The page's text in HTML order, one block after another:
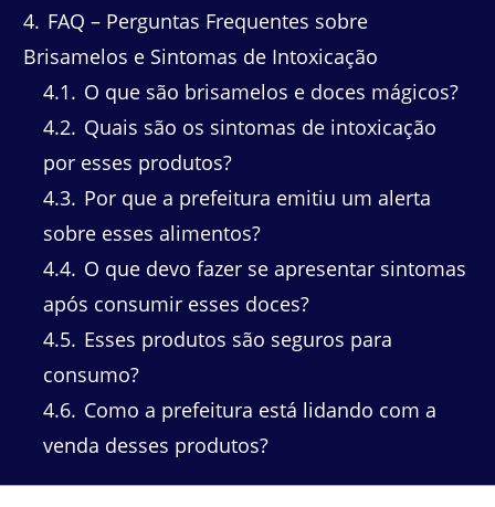
4 FAQ – Perguntas Frequentes sobre
Brisamelos e Sintomas de Intoxicação
4.1
O que são brisamelos e doces mágicos?
4.2 Quais são os sintomas de intoxicação
por esses produtos?
4.3 Por que a prefeitura emitiu um alerta
sobre esses alimentos?
4.4 O que devo fazer se apresentar sintomas
após consumir esses doces?
4.5 Esses produtos são seguros para
consumo?
4.6 Como a prefeitura está lidando com a
venda desses produtos?